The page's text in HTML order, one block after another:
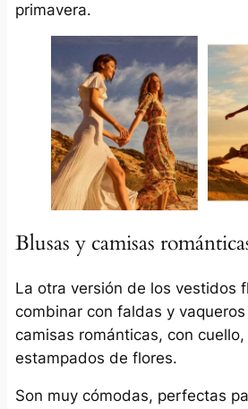
primavera.
Blusas y camisas
La otra versión de los vestidos
combinar con faldas y
camisas románticas, con
estampados de flores.
Son muy cómodas, perfectas